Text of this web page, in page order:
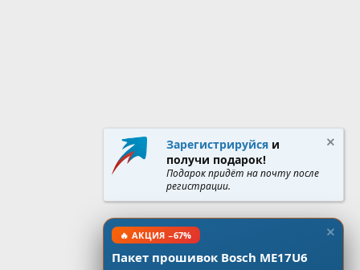
Зарегистрируйся и
получи подарок!
Подарок придёт на почту после
регистрации.
🔥 АКЦИЯ −67%
Пакет прошивок Bosch ME17U6